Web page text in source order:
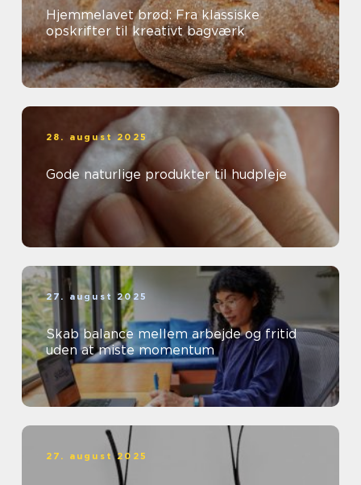
Hjemmelavet brød: Fra klassiske
opskrifter til kreativt bagværk
28. august 2025
Gode naturlige produkter til hudpleje
27. august 2025
Skab balance mellem arbejde og fritid
uden at miste momentum
27. august 2025